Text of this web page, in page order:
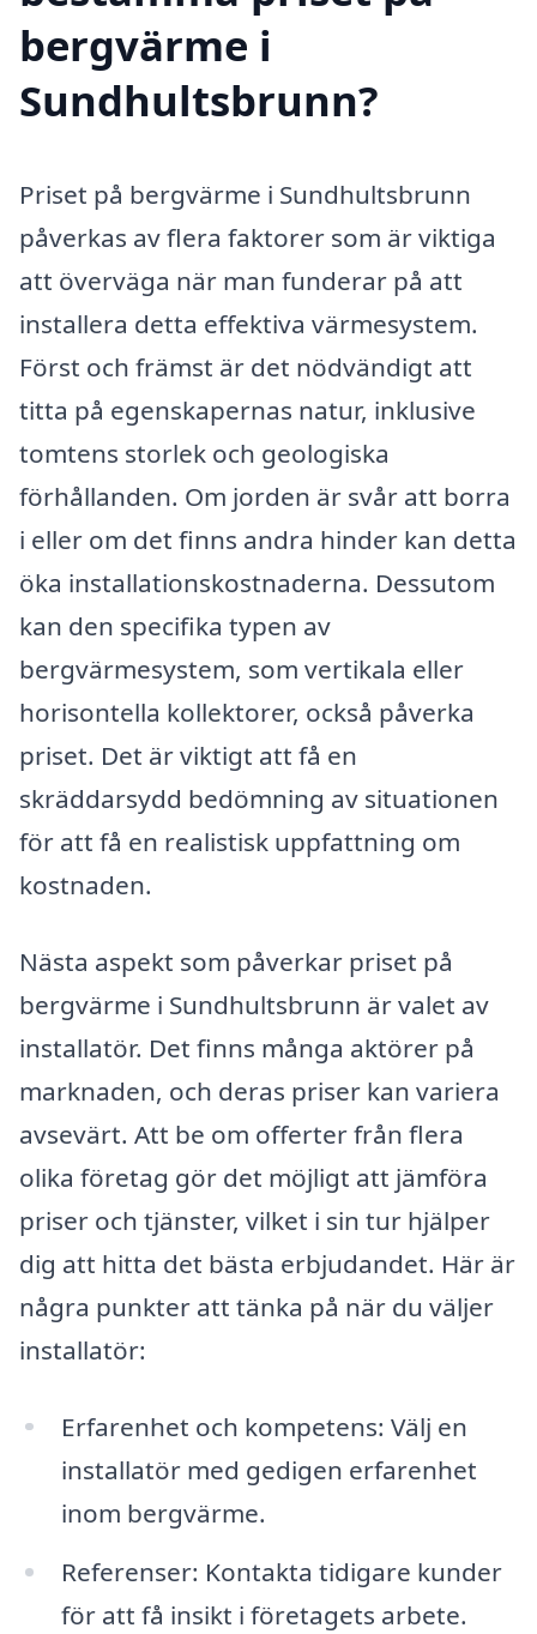
bergvärme i
Sundhultsbrunn?
Priset på bergvärme i Sundhultsbrunn
påverkas av flera faktorer som är viktiga
att överväga när man funderar på att
installera detta effektiva värmesystem.
Först och främst är det nödvändigt att
titta på egenskapernas natur, inklusive
tomtens storlek och geologiska
förhållanden. Om jorden är svår att borra
i eller om det finns andra hinder kan detta
öka installationskostnaderna. Dessutom
kan den specifika typen av
bergvärmesystem, som vertikala eller
horisontella kollektorer, också påverka
priset. Det är viktigt att få en
skräddarsydd bedömning av situationen
för att få en realistisk uppfattning om
kostnaden.
Nästa aspekt som påverkar priset på
bergvärme i Sundhultsbrunn är valet av
installatör. Det finns många aktörer på
marknaden, och deras priser kan variera
avsevärt. Att be om offerter från flera
olika företag gör det möjligt att jämföra
priser och tjänster, vilket i sin tur hjälper
dig att hitta det bästa erbjudandet. Här är
några punkter att tänka på när du väljer
installatör:
Erfarenhet och kompetens: Välj en
installatör med gedigen erfarenhet
inom bergvärme.
Referenser: Kontakta tidigare kunder
för att få insikt i företagets arbete.